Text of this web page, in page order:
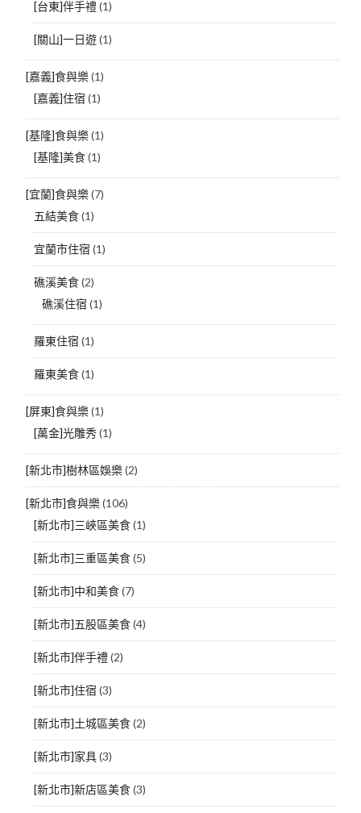
[台東]伴手禮(1)
[關山]一日遊(1)
[嘉義]食與樂(1)
[嘉義]住宿 (1)
[基隆]食與樂(1)
[基隆]美食(1)
[宜蘭]食與樂(7)
五結美食(1)
宜蘭市住宿 (1)
礁溪美食(2)
礁溪住宿 (1)
羅東住宿 (1)
羅東美食(1)
[屏東]食與樂(1)
[萬金]光雕秀(1)
[新北市]樹林區娛樂(2)
[新北市]食與樂(106)
[新北市]三峽區美食(1)
[新北市]三重區美食(5)
[新北市]中和美食(7)
[新北市]五股區美食(4)
[新北市]伴手禮(2)
[新北市]住宿 (3)
[新北市]土城區美食(2)
[新北市]家具(3)
[新北市]新店區美食(3)